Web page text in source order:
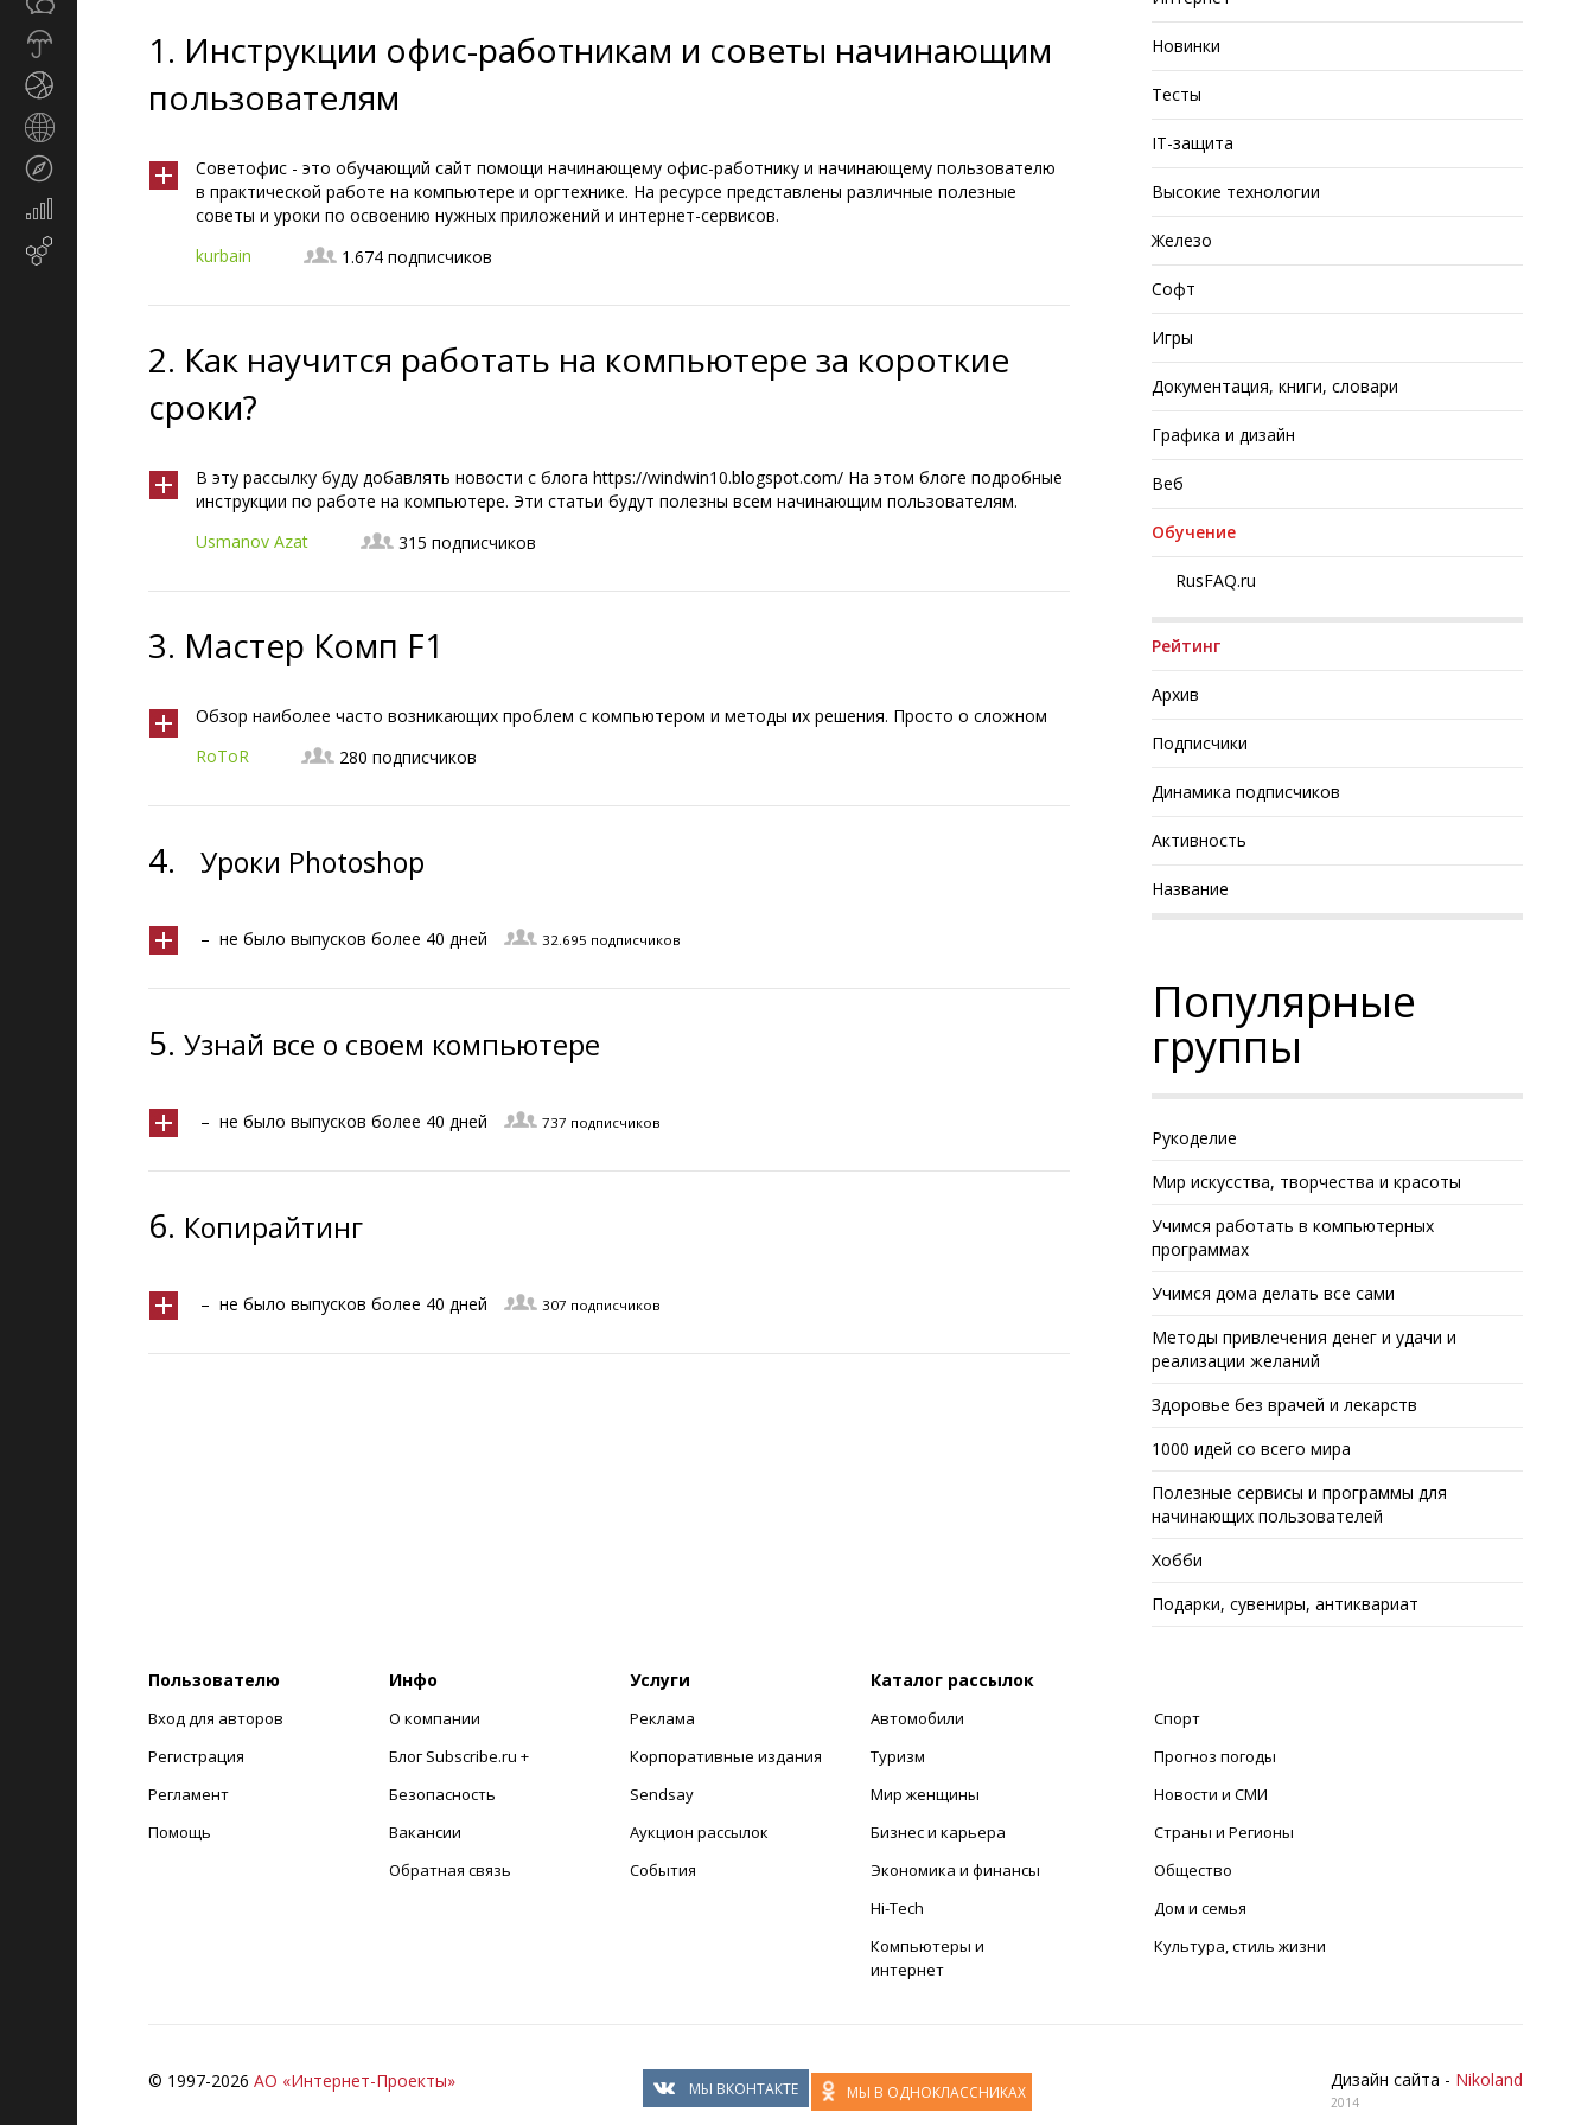
Прогноз
регионы
Email-маркетинг
1. Инструкции офис-работникам и советы начинающим
пользователям
Советофис - это обучающий сайт помощи начинающему офис-работнику и начинающему пользователю
в практической работе на компьютере и оргтехнике. На ресурсе представлены различные полезные
советы и уроки по освоению нужных приложений и интернет-сервисов.
kurbain
1.674 подписчиков
2. Как научится работать на компьютере за короткие
сроки?
В эту рассылку буду добавлять новости с блога https://windwin10.blogspot.com/ На этом блоге подробные
инструкции по работе на компьютере. Эти статьи будут полезны всем начинающим пользователям.
Usmanov Azat
315 подписчиков
3. Мастер Комп F1
Обзор наиболее часто возникающих проблем с компьютером и методы их решения. Просто о сложном
RoToR
280 подписчиков
4. Уроки Photoshop
– не было выпусков более 40 дней 32.695 подписчиков
5. Узнай все о своем компьютере
– не было выпусков более 40 дней 737 подписчиков
6. Копирайтинг
– не было выпусков более 40 дней 307 подписчиков
Новинки
Тесты
IT-защита
Высокие технологии
Железо
Софт
Игры
Документация, книги, словари
Графика и дизайн
Веб
Обучение
RusFAQ.ru
Рейтинг
Архив
Подписчики
Динамика подписчиков
Активность
Название
Популярные
группы
Рукоделие
Мир искусства, творчества и красоты
Учимся работать в компьютерных
программах
Учимся дома делать все сами
Методы привлечения денег и удачи и
реализации желаний
Здоровье без врачей и лекарств
1000 идей со всего мира
Полезные сервисы и программы для
начинающих пользователей
Хобби
Подарки, сувениры, антиквариат
Пользователю
Вход для авторов
Регистрация
Регламент
Помощь
Инфо
О компании
Блог Subscribe.ru +
Безопасность
Вакансии
Обратная связь
Услуги
Реклама
Корпоративные издания
Sendsay
Аукцион рассылок
События
Каталог рассылок
Автомобили
Туризм
Мир женщины
Бизнес и карьера
Экономика и финансы
Hi-Tech
Компьютеры и
интернет
Спорт
Прогноз погоды
Новости и СМИ
Страны и Регионы
Общество
Дом и семья
Культура, стиль жизни
© 1997-2026 АО «Интернет-Проекты» Дизайн сайта - Nikoland
2014
МЫ ВКОНТАКТЕ МЫ В ОДНОКЛАССНИКАХ